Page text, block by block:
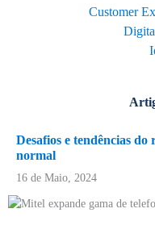
Customer
Desafios e tendências
normal
16 de Maio, 2024